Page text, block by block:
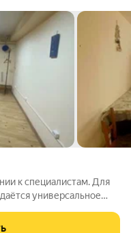
к специалистам. Для
универсальное
первый этаж,